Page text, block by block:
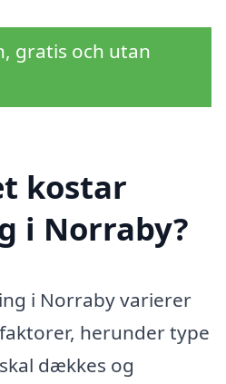
gratis och utan
kostar
i Norraby?
i Norraby varierer
herunder type
dækkes og